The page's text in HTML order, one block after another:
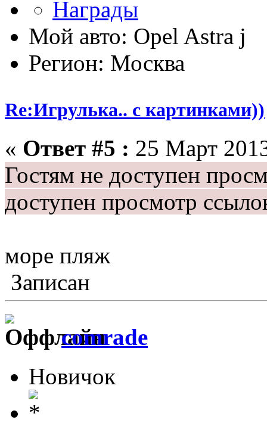
Мой авто: Opel Astra j
Регион: Москва
Re:Игрулька.. с картинками))
« Ответ #5 : 25 Март
Гостям не доступен
доступен просмотр
море пляж
Записан
comrade
Новичок